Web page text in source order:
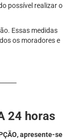
possível realizar o
Essas medidas
os moradores e
24 horas
, apresente-se